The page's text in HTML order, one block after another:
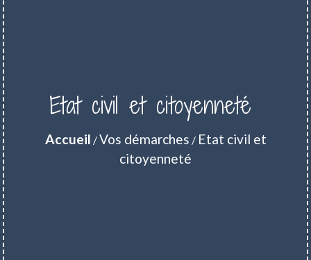
Etat civil et citoyenneté
Accueil /Vos démarches / Etat civil et
citoyenneté